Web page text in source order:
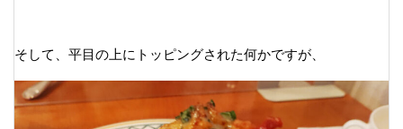
そして、平目の上にトッピングされた何かですが、